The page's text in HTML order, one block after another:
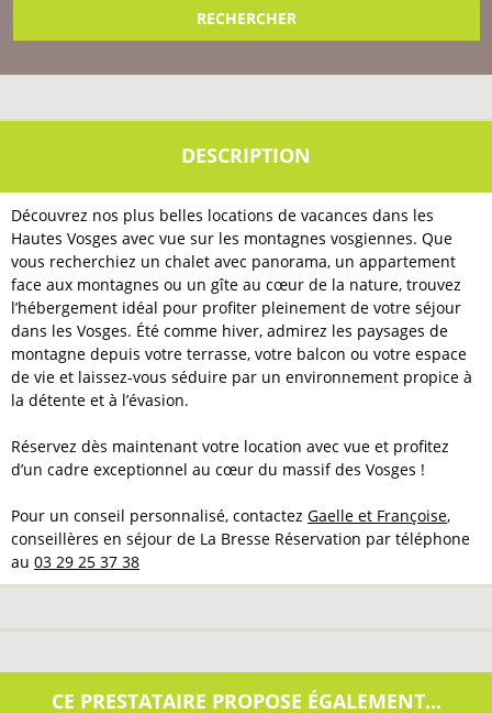
Découvrez nos plus belles locations de vacances dans les
Hautes Vosges avec vue sur les montagnes vosgiennes. Que
vous recherchiez un chalet avec panorama, un appartement
face aux montagnes ou un gîte au cœur de la nature, trouvez
l’hébergement idéal pour profiter pleinement de votre séjour
dans les Vosges. Été comme hiver, admirez les paysages de
montagne depuis votre terrasse, votre balcon ou votre espace
de vie et laissez-vous séduire par un environnement propice à
la détente et à l’évasion.
Réservez dès maintenant votre location avec vue et profitez
d’un cadre exceptionnel au cœur du massif des Vosges !
Pour un conseil personnalisé, contactez Gaelle et Françoise,
conseillères en séjour de La Bresse Réservation par téléphone
au 03 29 25 37 38
CE PRESTATAIRE PROPOSE ÉGALEMENT...